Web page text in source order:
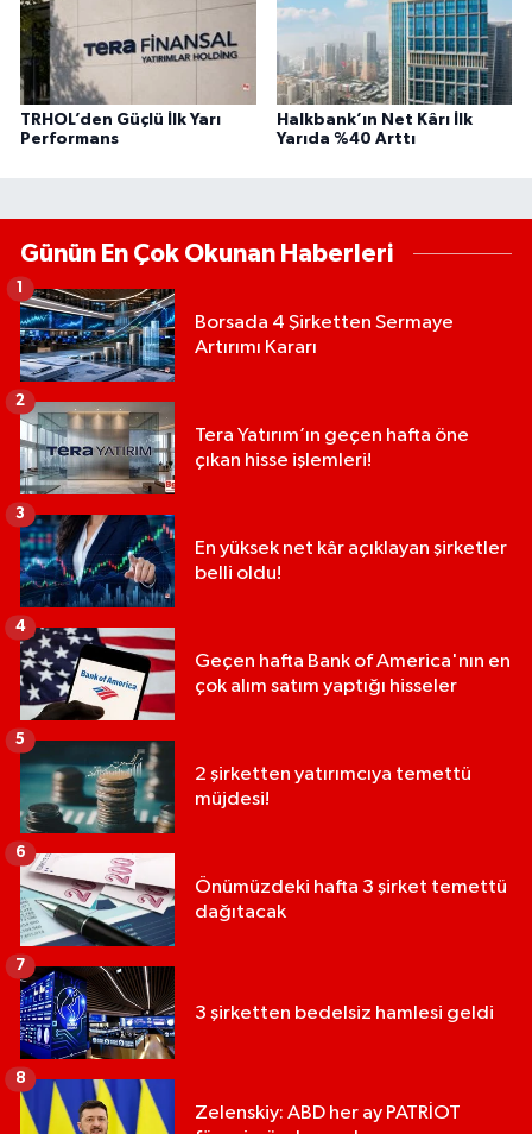
TRHOL’den Güçlü İlk Yarı
Performans
Halkbank’ın Net Kârı İlk
Yarıda %40 Arttı
Günün En Çok Okunan Haberleri
Borsada 4 Şirketten Sermaye
Artırımı Kararı
Tera Yatırım’ın geçen hafta öne
çıkan hisse işlemleri!
2
En yüksek net kâr açıklayan şirketler
belli oldu!
3
Geçen hafta Bank of America'nın en
çok alım satım yaptığı hisseler
4
2 şirketten yatırımcıya temettü
müjdesi!
5
Önümüzdeki hafta 3 şirket temettü
dağıtacak
6
3 şirketten bedelsiz hamlesi geldi
7
Zelenskiy: ABD her ay PATRİOT
8